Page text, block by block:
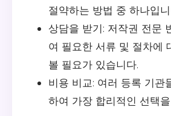
절약하는 방법 중 하나입
상담을 받기: 저작권 전문
여 필요한 서류 및 절차에
볼 필요가 있습니다.
비용 비교: 여러 등록 기관
하여 가장 합리적인 선택